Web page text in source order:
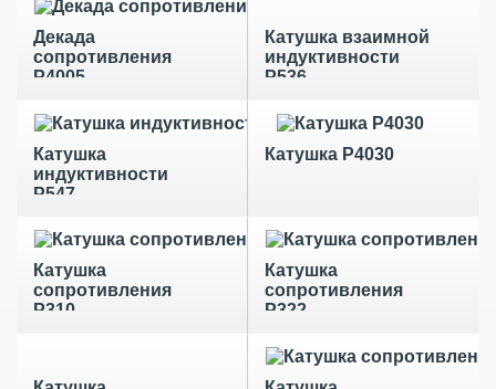
Декада
сопротивления
Р4005
Катушка взаимной
индуктивности
Р536
Катушка
индуктивности
Р547
Катушка Р4030
Катушка
сопротивления
Р310
Катушка
сопротивления
Р322